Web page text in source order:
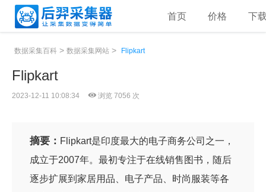
首页 价格 下
数据采集百科 > 数据采集网站 > Flipkart
Flipkart
2023-12-11 10:08:34 浏览 7056 次
摘要： Flipkart是印度最大的电子商务公司之一，
成立于2007年。最初专注于在线销售图书，随后
逐步扩展到家居用品、电子产品、时尚服装等各